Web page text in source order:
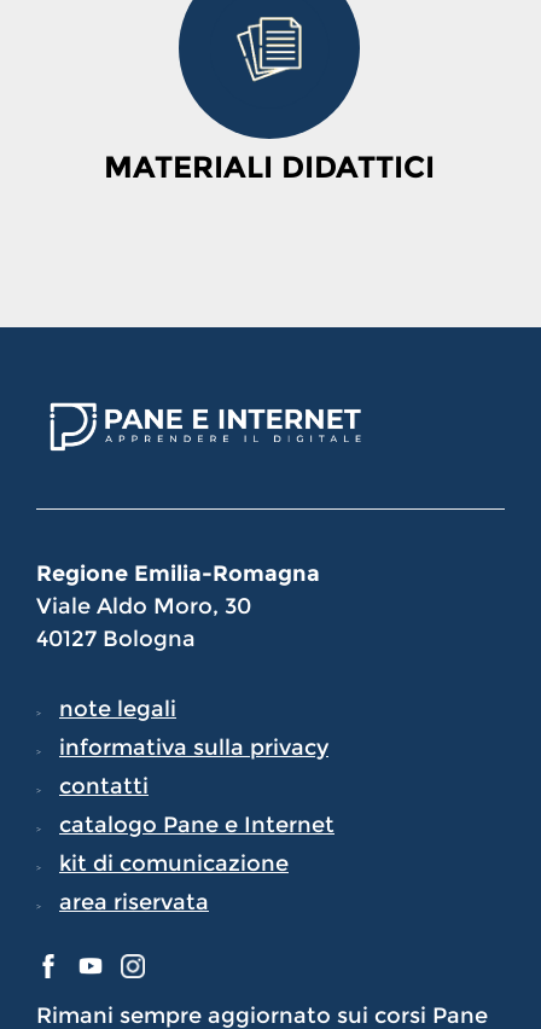
MATERIALI DIDATTICI
Regione Emilia-Romagna
Viale Aldo Moro, 30
40127 Bologna
note legali
informativa sulla privacy
contatti
catalogo Pane e Internet
kit di comunicazione
area riservata
Rimani sempre aggiornato sui corsi Pane